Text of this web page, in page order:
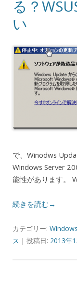
る？
い
で、Winodws
Windows Server
能性があります。
続きを読む→
カテゴリー:
ス | 投稿日: 2013年